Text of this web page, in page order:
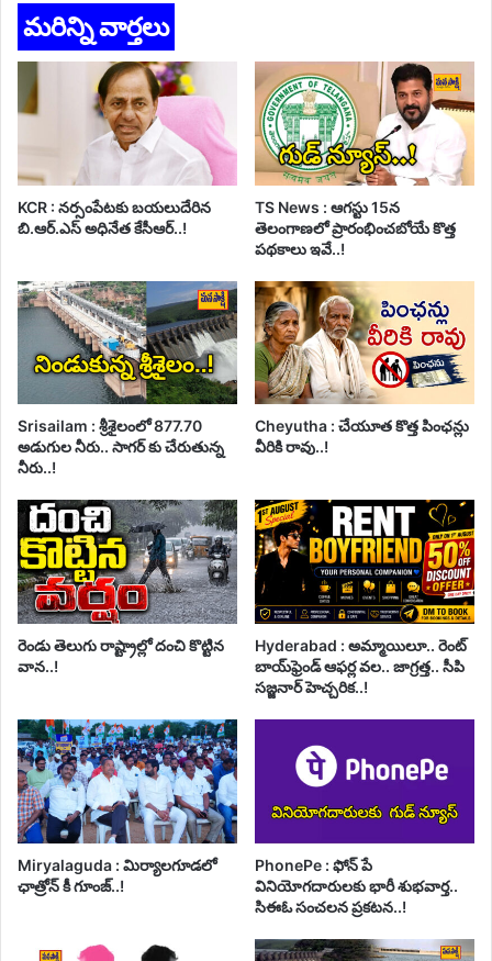
మరిన్ని వార్తలు
KCR : నర్సంపేటకు బయలుదేరిన
బి.ఆర్.ఎస్ అధినేత కేసీఆర్..!
TS News : ఆగస్టు 15న
తెలంగాణలో ప్రారంభించబోయే కొత్త
పథకాలు ఇవే..!
Srisailam : శ్రీశైలంలో 877.70
అడుగుల నీరు.. సాగర్ కు చేరుతున్న
నీరు..!
Cheyutha : చేయూత కొత్త పింఛన్లు
వీరికి రావు..!
రెండు తెలుగు రాష్ట్రాల్లో దంచి కొట్టిన
వాన..!
Hyderabad : అమ్మాయిలూ.. రెంట్
బాయ్‌ఫ్రెండ్ ఆఫర్ల వల.. జాగ్రత్త.. సీపి
సజ్జనార్ హెచ్చరిక..!
Miryalaguda : మిర్యాలగూడలో
ఛాత్రోన్ కీ గూంజ్..!
PhonePe : ఫోన్ పే
వినియోగదారులకు భారీ శుభవార్త..
సిఈఓ సంచలన ప్రకటన..!